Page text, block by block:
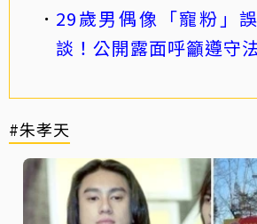
29歲男偶像「寵粉」
談！公開露面呼籲遵守
#朱孝天